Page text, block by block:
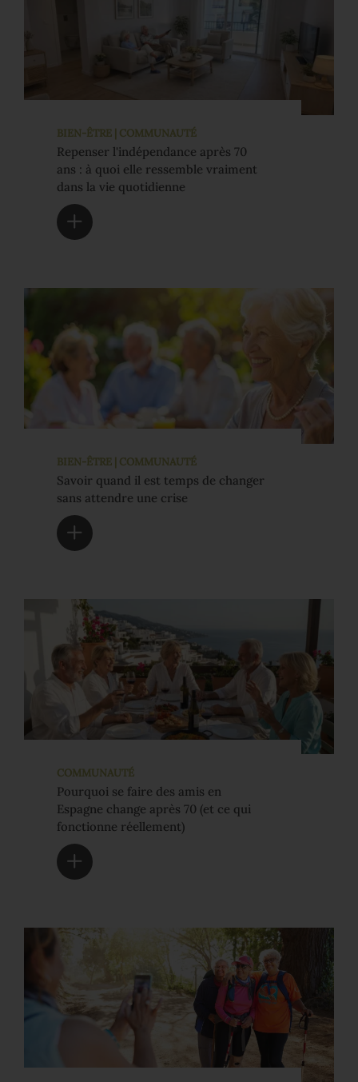
BIEN-ÊTRE | COMMUNAUTÉ
Repenser l'indépendance après 70
ans : à quoi elle ressemble vraiment
dans la vie quotidienne
BIEN-ÊTRE | COMMUNAUTÉ
Savoir quand il est temps de changer
sans attendre une crise
COMMUNAUTÉ
Pourquoi se faire des amis en
Espagne change après 70 (et ce qui
fonctionne réellement)